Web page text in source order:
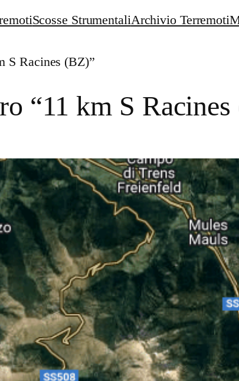
Scosse StrumentaliArchivio Terremoti
S Racines (BZ)”
“11 km S